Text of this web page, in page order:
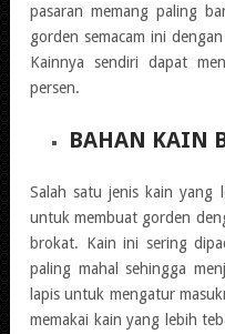
pasaran memang paling
gorden semacam ini
Kainnya sendiri dapat
persen.
BAHAN KAIN
Salah satu jenis kain yang
untuk membuat gorden
brokat. Kain ini sering
paling mahal
sehingga
lapis untuk mengatur
memakai kain yang lebih